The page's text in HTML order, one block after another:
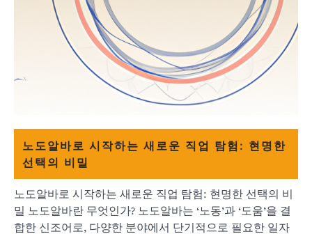
노도알바로 시작하는 새로운 직업 탐험: 현명한
선택의 비밀
노도알바로 시작하는 새로운 직업 탐험: 현명한 선택의 비
밀 노도알바란 무엇인가? 노도알바는 ‘노동’과 ‘도움’을 결
합한 신조어로, 다양한 분야에서 단기적으로 필요한 일자